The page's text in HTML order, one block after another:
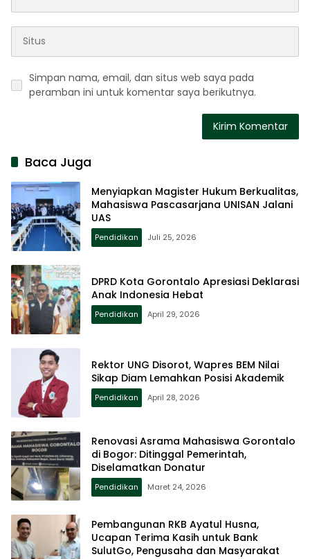
Simpan nama, email, dan situs web saya pada
peramban ini untuk komentar saya berikutnya.
Baca Juga
Menyiapkan Magister Hukum Berkualitas,
Mahasiswa Pascasarjana UNISAN Jalani
UAS
Pendidikan Juli 25, 2026
DPRD Kota Gorontalo Apresiasi Deklarasi
Anak Indonesia Hebat
Pendidikan April 29, 2026
Rektor UNG Disorot, Wapres BEM Nilai
Sikap Diam Lemahkan Posisi Akademik
Pendidikan April 28, 2026
Renovasi Asrama Mahasiswa Gorontalo
di Bogor: Ditinggal Pemerintah,
Diselamatkan Donatur
Pendidikan Maret 24, 2026
Pembangunan RKB Ayatul Husna,
Ucapan Terima Kasih untuk Bank
SulutGo, Pengusaha dan Masyarakat